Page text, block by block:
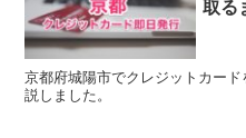
取る
京都府城陽市でクレジットカー
説しました。